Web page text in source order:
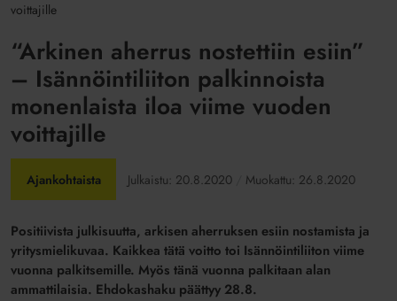
voittajille
“Arkinen aherrus nostettiin esiin”
– Isännöintiliiton palkinnoista
monenlaista iloa viime vuoden
voittajille
Ajankohtaista Julkaistu: 20.8.2020 Muokattu: 26.8.2020
Positiivista julkisuutta, arkisen aherruksen esiin nostamista ja
yritysmielikuvaa. Kaikkea tätä voitto toi Isännöintiliiton viime
vuonna palkitsemille. Myös tänä vuonna palkitaan alan
ammattilaisia. Ehdokashaku päättyy 28.8.